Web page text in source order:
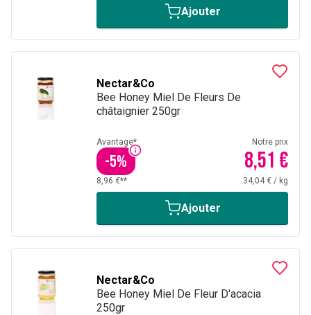
Ajouter
Nectar&Co
Bee Honey Miel De Fleurs De
châtaignier 250gr
Avantage*
-5%
Notre prix
8,51 €
8,96 €** 34,04 € / kg
Ajouter
Nectar&Co
Bee Honey Miel De Fleur D'acacia
250gr